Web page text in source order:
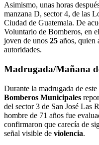
Asimismo, unas horas
manzana D, sector 4, de las
Ciudad de Guatemala. De
Voluntario de Bomberos, en
joven de unos 25 años, quien
autoridades.
Madrugada/Mañana
Durante la madrugada de
Bomberos Municipales
del sector 3 de San José Las
hombre de 71 años fue
confirmaron que carecía de
señal visible de violencia.